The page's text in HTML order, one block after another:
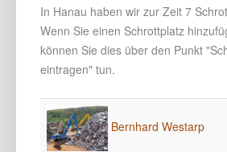
In Hanau haben wir zur Zeit 7
Wenn Sie einen Schrottplatz
können Sie dies über den Punkt
eintragen" tun.
Bernhard Westarp